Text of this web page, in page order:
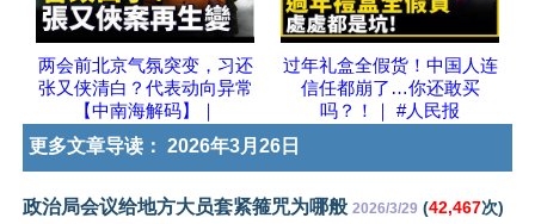
两会前北京气氛突变，习还
张又侠清白？代表动向异常
【中南海解码】｜
过年礼盒全假货！中国人连
信任都崩了…你还敢买
吗？！｜ #人民报
更多文章导读： 2026年3月26日
政治局会议给地方大员套紧箍咒为哪般 2026/3/29 (42,467次)